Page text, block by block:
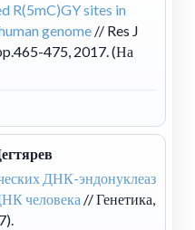
R(5mC)GY sites in
genome // Res J
475, 2017. (На
ДНК-эндонуклеаз
человека // Генетика,